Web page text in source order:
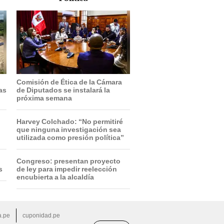
Comisión de Ética de la Cámara
de Diputados se instalará la
próxima semana
Harvey Colchado: “No permitiré
que ninguna investigación sea
utilizada como presión política”
Congreso: presentan proyecto
de ley para impedir reelección
encubierta a la alcaldía
cuponidad.pe